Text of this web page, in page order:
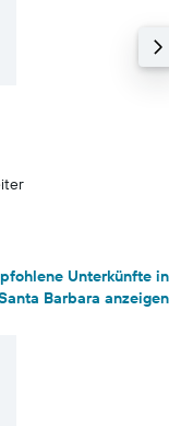
Unterkünfte in
Barbara anzeigen